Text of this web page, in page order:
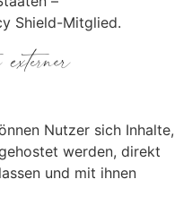
Shield-Mitglied.
Nutzer sich Inhalte,
werden, direkt
und mit ihnen